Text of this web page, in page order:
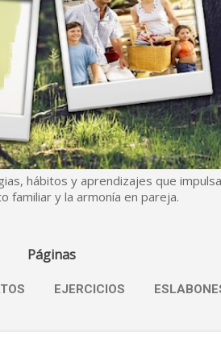
hábitos y aprendizajes que
familiar y la armonía en pareja.
Páginas
EJERCICIOS